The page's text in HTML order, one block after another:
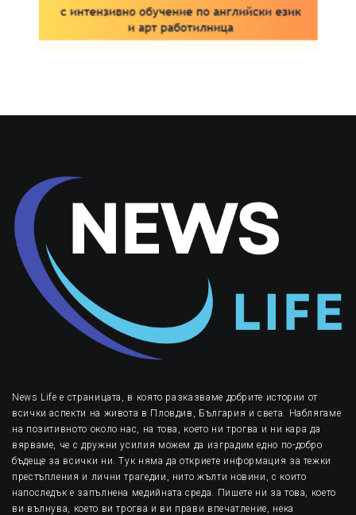
News Life е страницата, в която разказваме добрите истории от
всички аспекти на живота в Пловдив, България и света. Наблягаме
на позитивното около нас, на това, което ни трогва и ни кара да
вярваме, че с дружни усилия можем да изградим едно по-добро
бъдеще за всички ни. Тук няма да откриете информация за тежки
престъпления и лични трагедии, нито жълти новини, с които
напоследък е запълнена медийната среда. Пишете ни за това, което
ви вълнува, което ви трогва и ви прави впечатление, нека